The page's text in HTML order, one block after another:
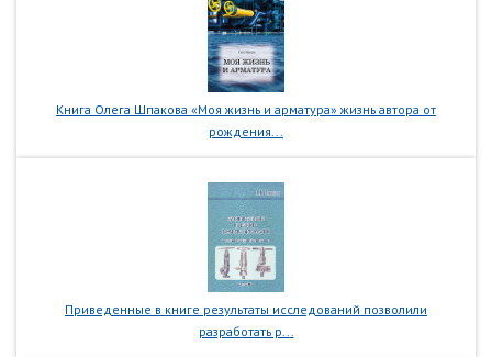
Книга Олега Шпакова «Моя жизнь и арматура» жизнь автора от
рождения...
Приведенные в книге результаты исследований позволили
разработать р...